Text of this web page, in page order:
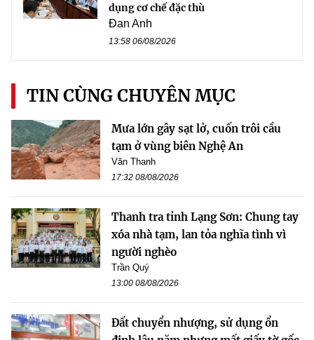
dụng cơ chế đặc thù
Đan Anh
13:58 06/08/2026
TIN CÙNG CHUYÊN MỤC
Mưa lớn gây sạt lở, cuốn trôi cầu
tạm ở vùng biên Nghệ An
Văn Thanh
17:32 08/08/2026
Thanh tra tỉnh Lạng Sơn: Chung tay
xóa nhà tạm, lan tỏa nghĩa tình vì
người nghèo
Trần Quý
13:00 08/08/2026
Đất chuyển nhượng, sử dụng ổn